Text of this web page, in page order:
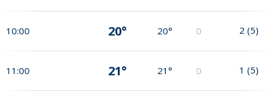
10:00 20° 20° 0 2 (5)
11:00 21° 21° 0 1 (5)